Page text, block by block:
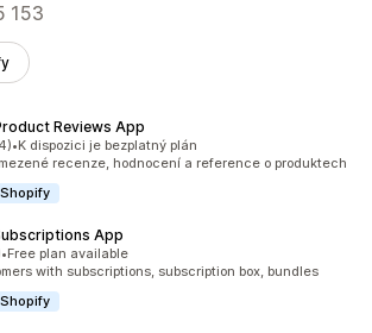
153
Reviews App
recenzí: 43104
•K dispozici je bezplatný plán
recenze, hodnocení a reference o produktech
App
recenzí: 8133
•Free plan available
with subscriptions, subscription box, bundles